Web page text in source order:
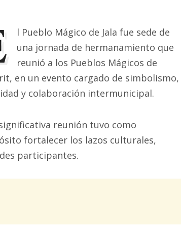
l Pueblo Mágico de Jala fue sede de
una jornada de hermanamiento que
reunió a los Pueblos Mágicos de
en un evento cargado de simbolismo,
y colaboración intermunicipal.
reunión tuvo como
fortalecer los lazos culturales,
participantes.